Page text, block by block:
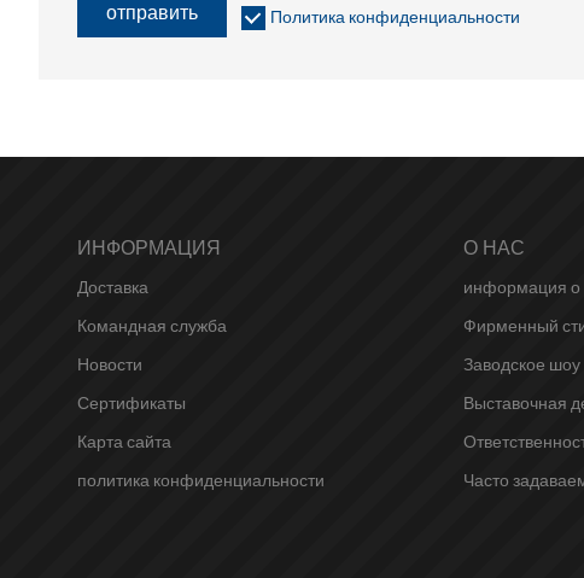
отправить Политика конфиденциальности
ИНФОРМАЦИЯ
Доставка
Командная служба
Новости
Сертификаты
Карта сайта
политика конфиденциальности
О НАС
информация о
Фирменный
Заводское шоу
Выставочная
Часто